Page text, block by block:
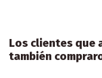
Los clientes que
también